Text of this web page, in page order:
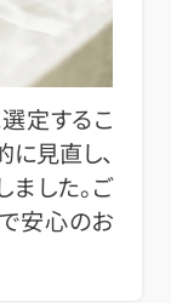
定するこ
見直し、
した。ご
安心のお